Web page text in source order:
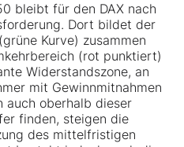
bleibt für den DAX nach
Dort bildet der
Kurve) zusammen
(rot punktiert)
Widerstandszone, an
mit Gewinnmitnahmen
auch oberhalb dieser
finden, steigen die
des mittelfristigen